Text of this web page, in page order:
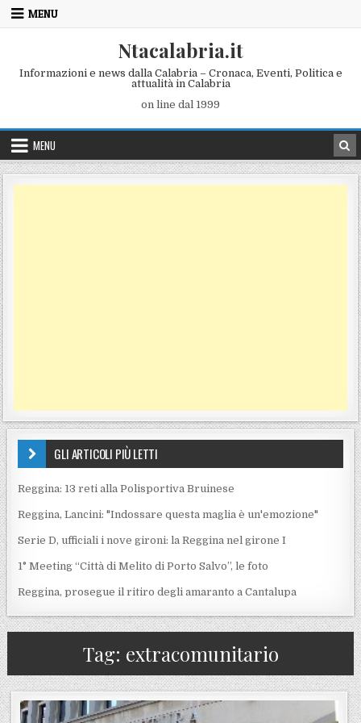
Skip to content
MENU
Ntacalabria.it
Informazioni e news dalla Calabria – Cronaca, Eventi, Politica e
attualità in Calabria
on line dal 1999
MENU
GLI ARTICOLI PIÙ LETTI
Reggina: 13 reti alla Polisportiva Bruinese
Reggina, Lancini: "Indossare questa maglia è un'emozione"
Serie D, ufficiali i nove gironi: la Reggina nel girone I
1° Meeting “Città di Melito di Porto Salvo”, le foto
Reggina, prosegue il ritiro degli amaranto a Cantalupa
Tag: extracomunitario